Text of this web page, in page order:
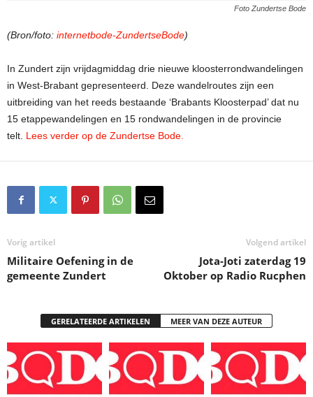
Foto Zundertse Bode
(Bron/foto: internetbode-ZundertseBode)
In Zundert zijn vrijdagmiddag drie nieuwe kloosterrondwandelingen
in West-Brabant gepresenteerd. Deze wandelroutes zijn een
uitbreiding van het reeds bestaande ‘Brabants Kloosterpad’ dat nu
15 etappewandelingen en 15 rondwandelingen in de provincie
telt. Lees verder op de Zundertse Bode.
Vorig artikel
Militaire Oefening in de
gemeente Zundert
Volgend artikel
Jota-Joti zaterdag 19
Oktober op Radio Rucphen
GERELATEERDE ARTIKELEN MEER VAN DEZE AUTEUR